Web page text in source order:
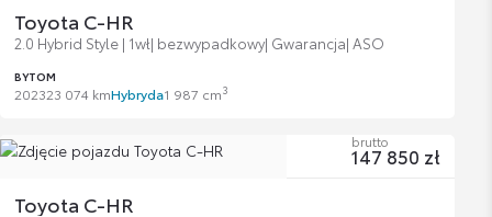
Toyota C-HR
2.0 Hybrid Style | 1wł| bezwypadkowy| Gwarancja| ASO
BYTOM
202323 074 kmHybryda1 987 cm3
Toyota C-HR
brutto
147 850 zł